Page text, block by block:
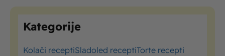
Kategorije
Kolači receptiSladoled receptiTorte recepti